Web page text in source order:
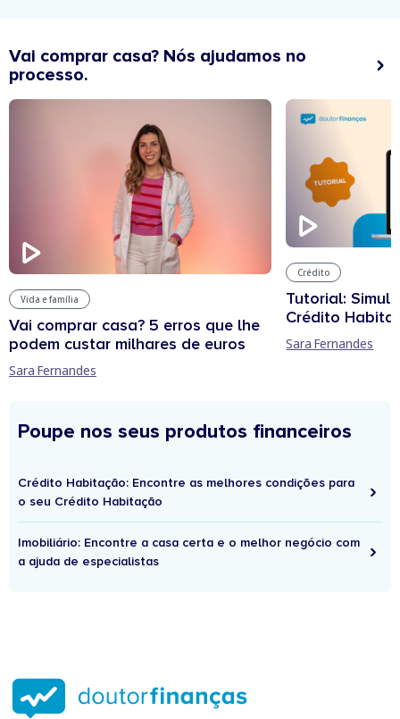
Vai comprar casa? Nós ajudamos no
processo.
Vida e família
Vai comprar casa? 5 erros que lhe
podem custar milhares de euros
Sara Fernandes
Crédito
Tutorial:
Crédito
Sara Fernandes
Poupe nos seus produtos financeiros
Crédito Habitação: Encontre as melhores condições para
o seu Crédito Habitação
Imobiliário: Encontre a casa certa e o melhor negócio com
a ajuda de especialistas